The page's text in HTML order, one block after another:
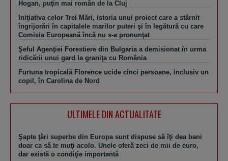
Hogan, puţin mai român de la Cluj
Iniţiativa celor Trei Mări, istoria unui proiect care a stârnit
îngrijorări în capitalele marilor puteri şi în legătură cu care
Comisia Europeană încă nu s-a pronunţat
Şeful Agenţiei Forestiere din Bulgaria a demisionat în urma
ridicării unui gard la graniţa cu România
Furtuna tropicală Florence ucide cinci persoane, inclusiv un
copil, în Carolina de Nord
ULTIMELE DIN ACTUALITATE
Şapte ţări superbe din Europa sunt dispuse să îţi dea bani
doar ca să te muţi acolo. Unele oferă zeci de mii de euro,
dar există o condiţie importantă